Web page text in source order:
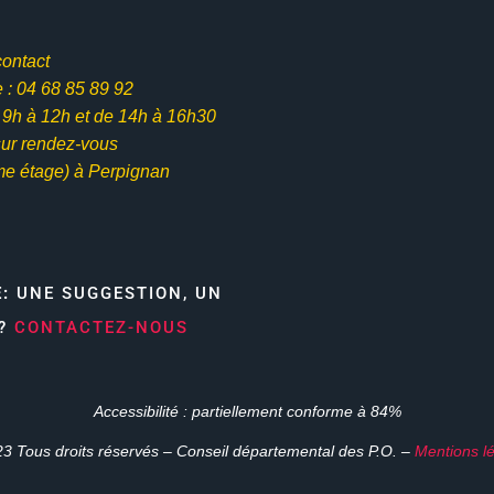
: 04 68 85 89 92
à 12h etde 14h à 16h30
rendez-vous
étage) à Perpignan
UNE SUGGESTION, UN
CONTACTEZ-NOUS
Accessibilité : partiellement conforme à 84%
Tous droits réservés – Conseil départemental des P.O. – Mentions